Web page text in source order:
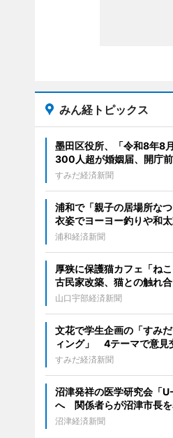
みん経トピックス
墨田区役所、「令和8年8
300人超が婚姻届、開庁
すみだ経済新聞
浦和で「親子の居場所な
衣姿でヨーヨー釣りや和
浦和経済新聞
厚狭に保護猫カフェ「ね
古民家改築、猫との触れ
山口宇部経済新聞
文花で学生企画の「すみ
ィング」 4テーマで意見
すみだ経済新聞
沼津発祥の医学研究会「
へ 関係者らが沼津市長を
沼津経済新聞